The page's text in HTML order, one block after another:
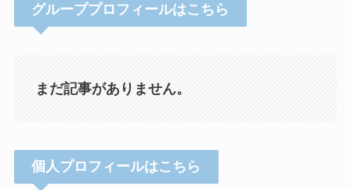
グループプロフィールはこちら
まだ記事がありません。
個人プロフィールはこちら